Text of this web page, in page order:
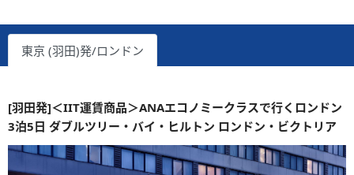
東京 (羽田)発/ロンドン
[羽田発]＜IIT運賃商品＞ANAエコノミークラスで行くロンドン
3泊5日 ダブルツリー・バイ・ヒルトン ロンドン・ビクトリア